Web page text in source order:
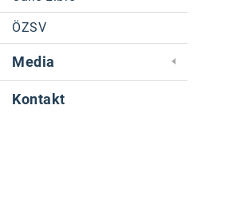
ÖZSV
Media
Kontakt